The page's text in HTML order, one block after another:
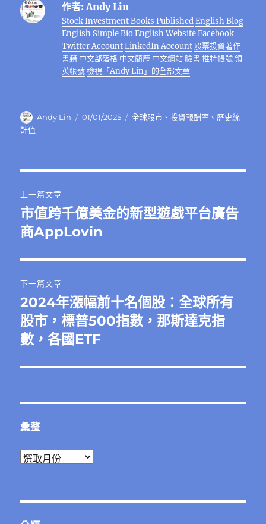
b
r
r
a
m
at st n
g
er
A
p
p
d
I
n
l
作者: Andy Lin
Stock Investment Books Published English Blog
English Simple Bio English Website Facebook
Twitter Account LinkedIn Account 股票投資著作
書籍 中文部落格 中文簡歷 中文網站 臉書 推特帳號 領
英帳號 檢視「Andy Lin」的全部文章
作
Andy Lin
發
01/01/2025
分
全球股市 、投資報酬率 、 歷史統
計值
章
導
覽
上一篇文章
上
一
文
章:
市值跨千億美金的新型遊戲平台廣告
商AppLovin
下一篇文章
下
一
篇
章:
2024年漲幅前十名個股：全球所有
股市，標普500指數，那斯達克指
數，各國ETF
彙整
彙